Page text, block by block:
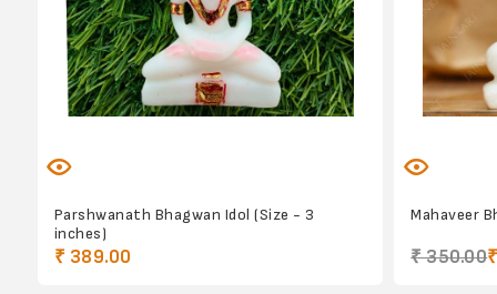
Parshwanath Bhagwan Idol (Size - 3
inches)
₹ 389.00
Mahaveer
₹ 350.00